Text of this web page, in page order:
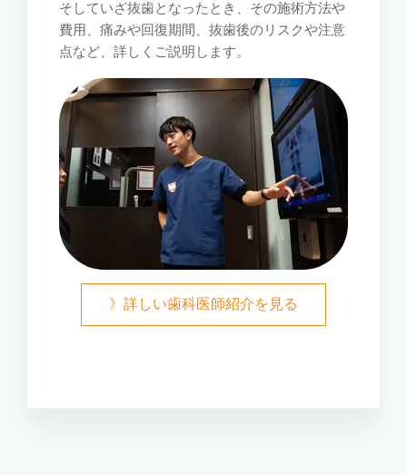
そしていざ抜歯となったとき、その施術方法や
費用、痛みや回復期間、抜歯後のリスクや注意
点など、詳しくご説明します。
》詳しい歯科医師紹介を見る